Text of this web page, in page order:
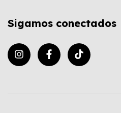
Sigamos conectados